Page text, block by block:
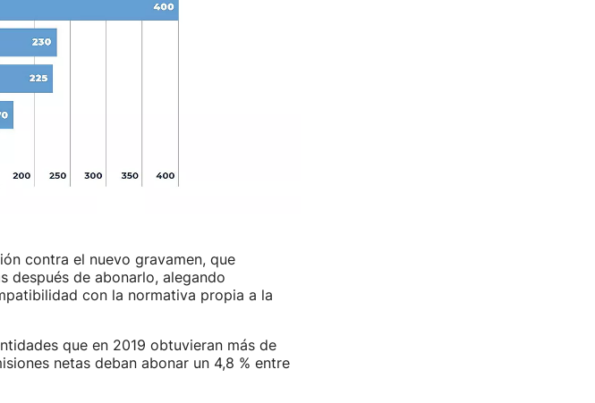
contra el nuevo gravamen, que
después de abonarlo, alegando
con la normativa propia a la
que en 2019 obtuvieran más de
netas deban abonar un 4,8 % entre